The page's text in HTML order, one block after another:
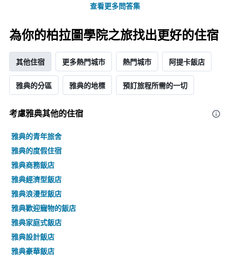
查看更多問答集
為你的柏拉圖學院之旅找出更好的住宿
其他住宿 更多熱門城市 熱門城市 阿提卡飯店
雅典的分區 雅典的地標 預訂旅程所需的一切
考慮雅典​其他的住宿
雅典的青年旅舍
雅典的度假住宿
雅典商務飯店
雅典經濟型飯店
雅典浪漫型飯店
雅典歡迎寵物的飯店
雅典家庭式飯店
雅典設計飯店
雅典豪華飯店